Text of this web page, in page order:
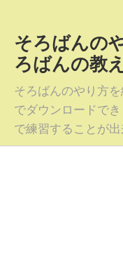
そろばんの
ろばんの教
そろばんのやり方
でダウンロードで
で練習することが出